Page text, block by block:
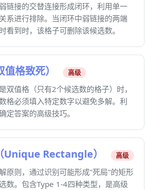
链接的交替连接形成闭环，利用单一
系进行排除。当闭环中弱链接的两端
看到时，该格子可删除该候选数。
格致死） 高级
双值格（只有2个候选数的格子）时，
格必须填入特定数字以避免多解。利
定答案的高级技巧。
Unique Rectangle） 高级
原则，通过识别可能形成"死局"的矩形
数。包含Type 1-4四种类型，是高级